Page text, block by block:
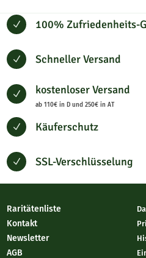
N 100% Zufriedenheits-
N Schneller Versand
N kostenloser Versand
ab 110€ in D und 250€ in AT
N Käuferschutz
N SSL-Verschlüsselung
Raritätenliste
Kontakt
Newsletter
AGB